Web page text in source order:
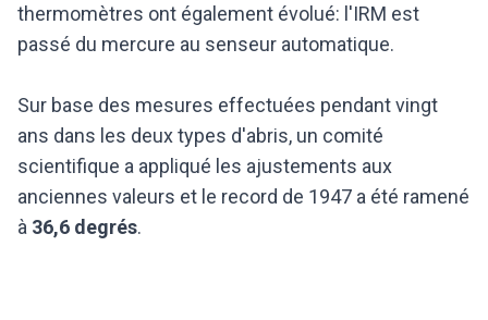
thermomètres ont également évolué: l'IRM est
passé du mercure au senseur automatique.
Sur base des mesures effectuées pendant vingt
ans dans les deux types d'abris, un comité
scientifique a appliqué les ajustements aux
anciennes valeurs et le record de 1947 a été ramené
à 36,6 degrés.